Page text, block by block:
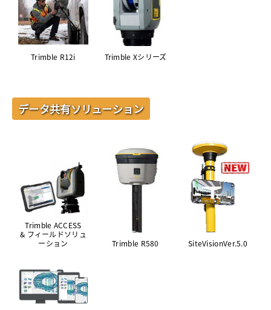
Trimble R12i Trimble Xシリーズ
データ共有ソリューション
Trimble ACCESS
& フィールドソリュ
ーション
Trimble R580 SiteVisionVer.5.0